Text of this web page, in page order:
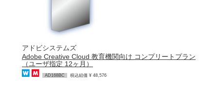
アドビシステムズ
Adobe Creative Cloud 教育機関向け コンプリートプラン
（ユーザ指定 12ヶ月）
AD168BC 税込組価 ¥ 48,576